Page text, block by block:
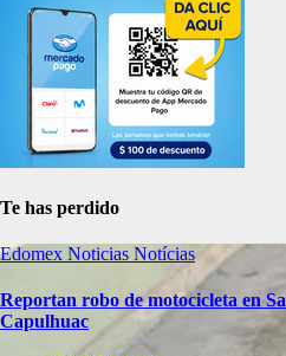
Te has perdido
Edomex Noticias Notícias
Reportan robo de motocicleta en
Capulhuac